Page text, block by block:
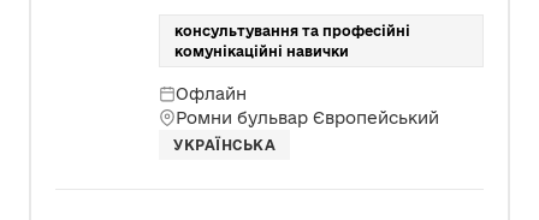
консультування та професійні
комунікаційні навички
Офлайн
Ромни бульвар Європейський
УКРАЇНСЬКА